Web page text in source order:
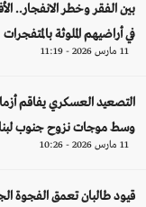
بين الفقر وخطر الانفجار..
في أراضيهم الملوثة بالمتفجرات
11 مارس 2026 - 11:19
التصعيد العسكري يفاقم
وسط موجات نزوح جنوب
11 مارس 2026 - 10:26
قيود طالبان تعمق الفجوة